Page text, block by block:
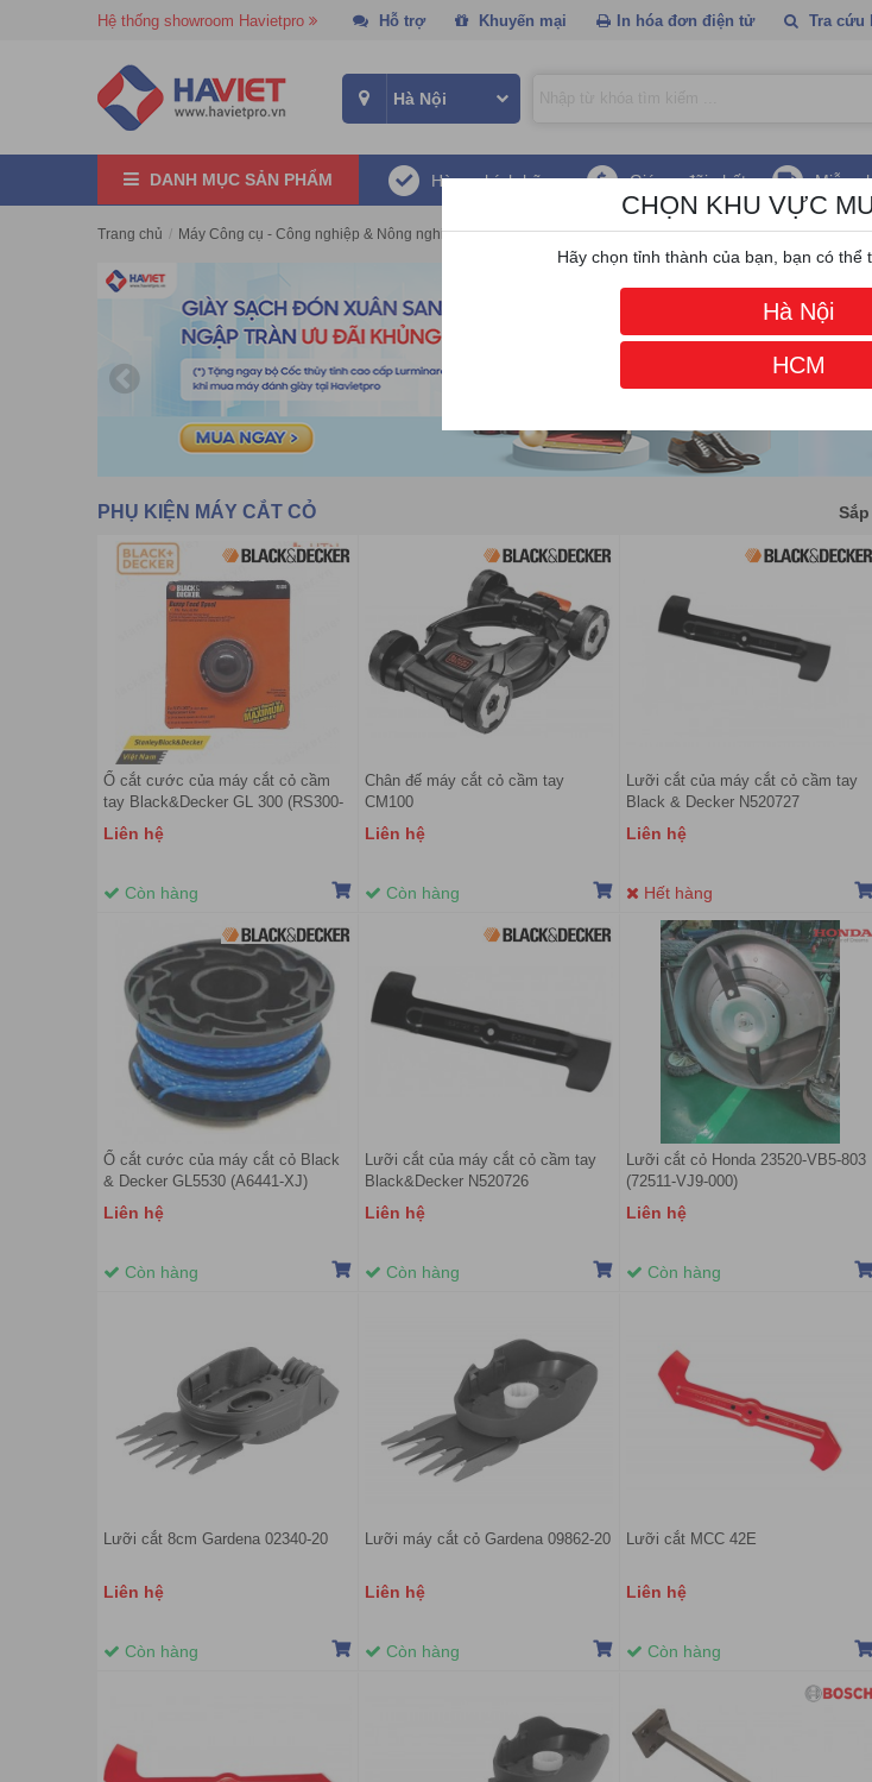
Hệ thống showroom Havietpro Hỗ trợ Khuyến mại In hóa đơn điện tử Tra cứu
DANH MỤC SẢN PHẨM Hàng chính hãng Giá ưu đãi nhất Miễn
Trang chủ / Máy Công cụ - Công nghiệp & Nông nghiệp / Máy cắt cỏ / Phụ kiện máy cắt cỏ
PHỤ KIỆN MÁY CẮT CỎ
Ổ cắt cước của máy cắt cỏ cầm
tay Black&Decker GL 300 (RS300-
B1)
Liên hệ
Còn hàng
Chân đế máy cắt cỏ cầm tay
CM100
Liên hệ
Còn hàng
Lưỡi cắt của máy cắt cỏ cầm tay
Black & Decker N520727
Liên hệ
Hết hàng
Ổ cắt cước của máy cắt cỏ Black
& Decker GL5530 (A6441-XJ)
Liên hệ
Còn hàng
Lưỡi cắt của máy cắt cỏ cầm tay
Black&Decker N520726
Liên hệ
Còn hàng
Lưỡi cắt cỏ Honda 23520-VB5-803
(72511-VJ9-000)
Liên hệ
Còn hàng
Lưỡi cắt 8cm Gardena 02340-20
Liên hệ
Còn hàng
Lưỡi máy cắt cỏ Gardena 09862-20
Liên hệ
Còn hàng
Lưỡi cắt MCC 42E
Liên hệ
Còn hàng
CHỌN KHU VỰC
Hãy chọn tỉnh thành của bạn, bạn có thể
Hà Nội
HCM